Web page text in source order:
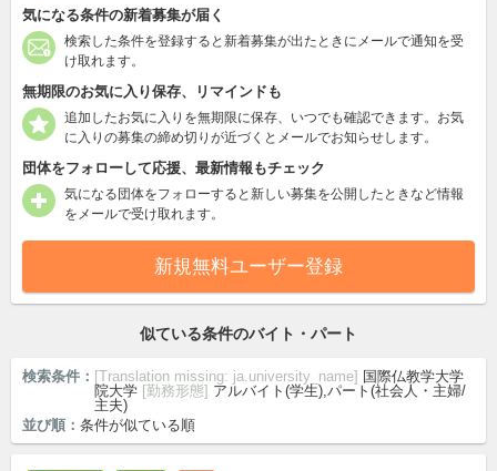
気になる条件の新着募集が届く
検索した条件を登録すると新着募集が出たときにメールで通知を受
け取れます。
無期限のお気に入り保存、リマインドも
追加したお気に入りを無期限に保存、いつでも確認できます。お気
に入りの募集の締め切りが近づくとメールでお知らせします。
団体をフォローして応援、最新情報もチェック
気になる団体をフォローすると新しい募集を公開したときなど情報
をメールで受け取れます。
新規無料ユーザー登録
似ている条件のバイト・パート
検索条件： [Translation missing: ja.university_name] 国際仏教学大学
院大学 [勤務形態] アルバイト(学生),パート(社会人・主婦/
主夫)
並び順： 条件が似ている順